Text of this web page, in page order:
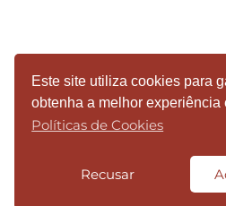
Este site utiliza cookies para
obtenha a melhor experiência
Políticas de Cookies
Recusar